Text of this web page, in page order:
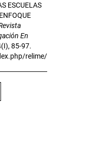
ESCUELAS
En
85-97.
relime/